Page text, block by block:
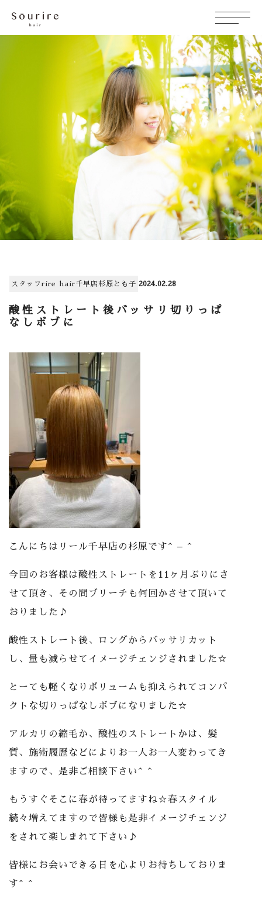
スタッフ rire hair千早店 杉原とも子 2024.02.28
酸性ストレート後バッサリ切りっぱ
なしボブに
こんにちはリール千早店の杉原です^ – ^
今回のお客様は酸性ストレートを11ヶ月ぶりにさ
せて頂き、その間ブリーチも何回かさせて頂いて
おりました♪
酸性ストレート後、ロングからバッサリカット
し、量も減らせてイメージチェンジされました☆
とーても軽くなりボリュームも抑えられてコンパ
クトな切りっぱなしボブになりました☆
アルカリの縮毛か、酸性のストレートかは、髪
質、施術履歴などによりお一人お一人変わってき
ますので、是非ご相談下さい^ ^
もうすぐそこに春が待ってますね☆春スタイル
続々増えてますので皆様も是非イメージチェンジ
をされて楽しまれて下さい♪
皆様にお会いできる日を心よりお待ちしておりま
す^ ^